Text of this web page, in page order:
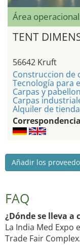
Área
TENT
56642 Kruft
Construccion de
Tecnología para
Carpas y
Carpas
Alquiler de
Añadir los
FAQ
¿Dónde se lleva a
La India Med Expo
Trade Fair Complex.